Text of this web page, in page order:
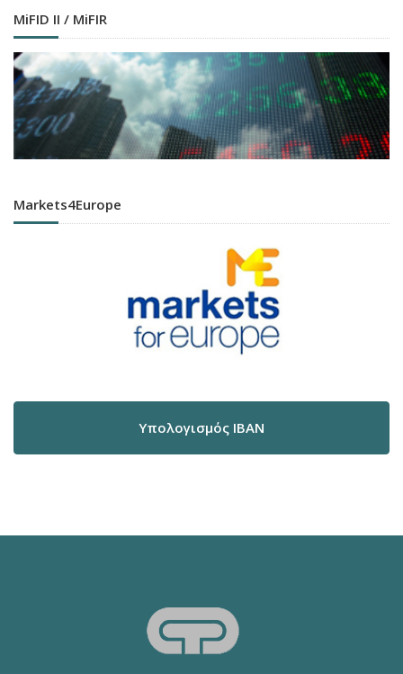
MiFID II / MiFIR
Markets4Europe
Υπολογισμός IBAN